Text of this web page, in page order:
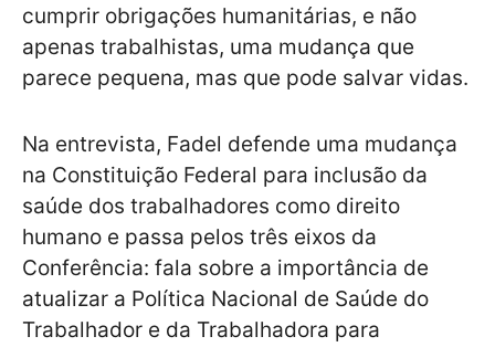
cumprir obrigações humanitárias, e não
apenas trabalhistas, uma mudança que
parece pequena, mas que pode salvar vidas.
Na entrevista, Fadel defende uma mudança
na Constituição Federal para inclusão da
saúde dos trabalhadores como direito
humano e passa pelos três eixos da
Conferência: fala sobre a importância de
atualizar a Política Nacional de Saúde do
Trabalhador e da Trabalhadora para